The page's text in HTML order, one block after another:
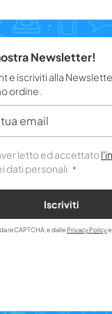
Newsletter!
e iscriviti alla
ordine.
letto ed accettato
dati personali
Iscriviti
reCAPTCHA, e dalle Privacy Policye